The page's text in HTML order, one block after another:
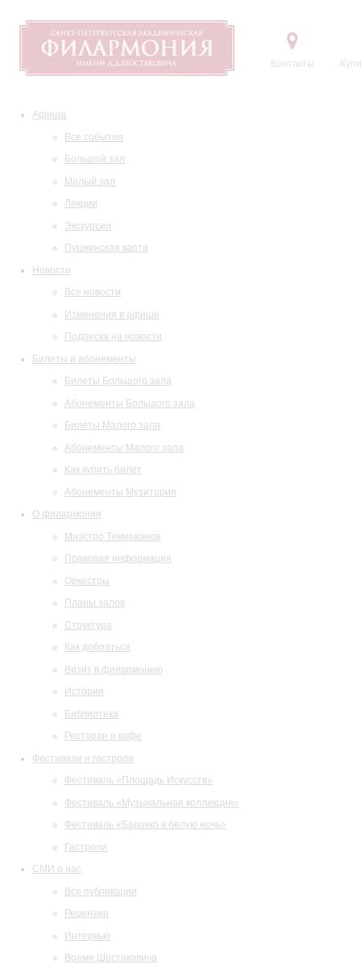
Контакты
Афиша
Все события
Большой зал
Малый зал
Лекции
Экскурсии
Пушкинская карта
Новости
Все новости
Изменения в афише
Подписка на новости
Билеты и абонементы
Билеты Большого зала
Абонементы Большого зала
Билеты Малого зала
Абонементы Малого зала
Как купить билет
Абонементы Музитория
О филармонии
Маэстро Темирканов
Правовая информация
Оркестры
Планы залов
Структура
Как добраться
Визит в филармонию
История
Библиотека
Ресторан и кафе
Фестивали и гастроли
Фестиваль «Площадь Искусств»
Фестиваль «Музыкальная коллекция»
Фестиваль «Барокко в белую ночь»
Гастроли
СМИ о нас
Все публикации
Рецензии
Интервью
Время Шостаковича